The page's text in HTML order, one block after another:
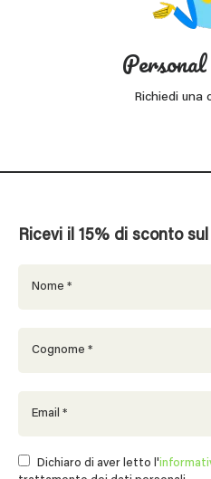
Richiedi una
Ricevi il 15% di sconto
Dichiaro di aver letto l'